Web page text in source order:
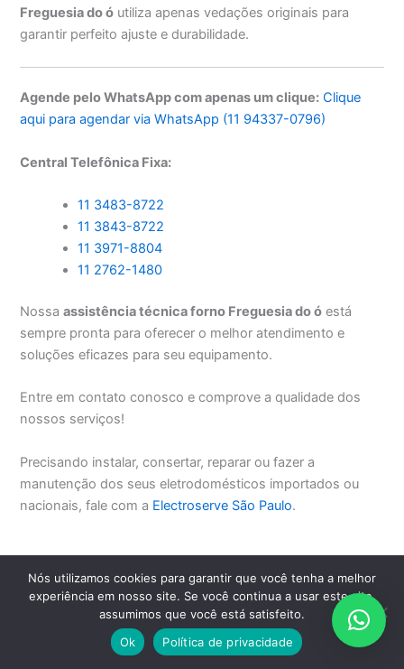
Freguesia do ó utiliza apenas vedações originais para
garantir perfeito ajuste e durabilidade.
Agende pelo WhatsApp com apenas um clique: Clique
aqui para agendar via WhatsApp (11 94337-0796)
Central Telefônica Fixa:
11 3483-8722
11 3843-8722
11 3971-8804
11 2762-1480
Nossaassistência técnica forno Freguesia do ó está
sempre pronta para oferecer o melhor atendimento e
soluções eficazes para seu equipamento.
Entre em contato conosco e comprove a qualidade dos
nossos serviços!
Precisando instalar, consertar, reparar ou fazer a
manutenção dos seus eletrodomésticos importados ou
nacionais, fale com a Electroserve São Paulo.
EM SÃO PAULO, GRANDE SÃO PAULO E ABC PAULISTA CLIQUE
AQUI E AGENDE PELO WHATSAPP
Nós utilizamos cookies para garantir que você tenha a melhor
experiência em nosso site. Se você continua a usar este site,
assumimos que você está satisfeito.
Ok
Política de privacidade